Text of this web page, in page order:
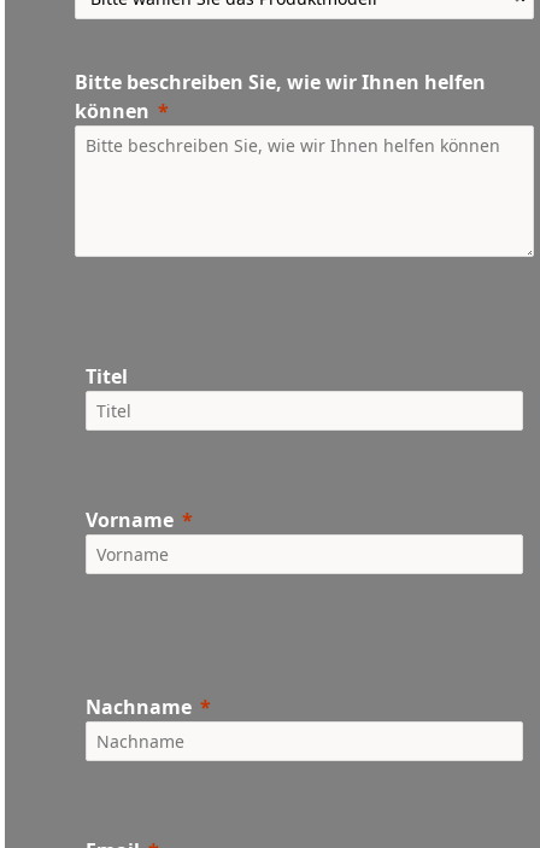
Bitte beschreiben Sie, wie wir Ihnen helfen
können
Titel
Vorname
Nachname